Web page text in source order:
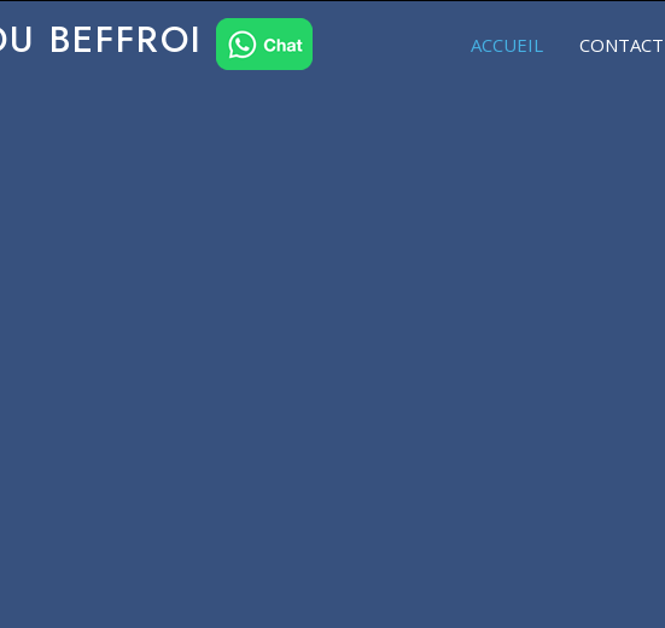
BEFFROI ACCUEIL CONTACT